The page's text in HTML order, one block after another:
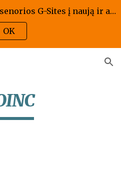
Skip to navigation
Tinklapis atsinaujino iš senorios G-Sites į naują ir atrodo kaip atrodo, jis bus atnaujintas ir pritaikytas naujai versijai - tad prašome kantrybės!
OK